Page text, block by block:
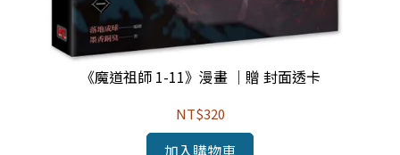
《魔道祖師 1-11》漫畫 ｜贈 封面透卡
NT$320
加入購物車